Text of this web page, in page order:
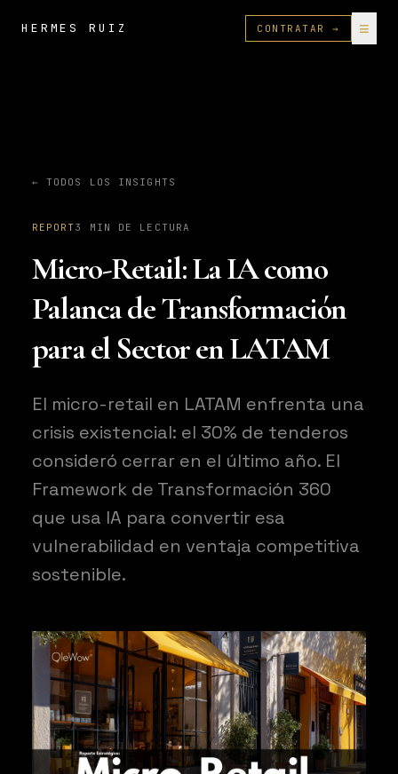
HERMES RUIZ CONTRATAR → ≡
← TODOS LOS INSIGHTS
REPORT3 MIN DE LECTURA
Micro-Retail: La IA como
Palanca de Transformación
para el Sector en LATAM
El micro-retail en LATAM enfrenta una
crisis existencial: el 30% de tenderos
consideró cerrar en el último año. El
Framework de Transformación 360
que usa IA para convertir esa
vulnerabilidad en ventaja competitiva
sostenible.